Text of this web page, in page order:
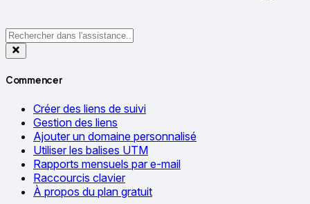
Commencer
Créer des liens de suivi
Gestion des liens
Ajouter un domaine personnalisé
Utiliser les balises UTM
Rapports mensuels par e-mail
Raccourcis clavier
À propos du plan gratuit